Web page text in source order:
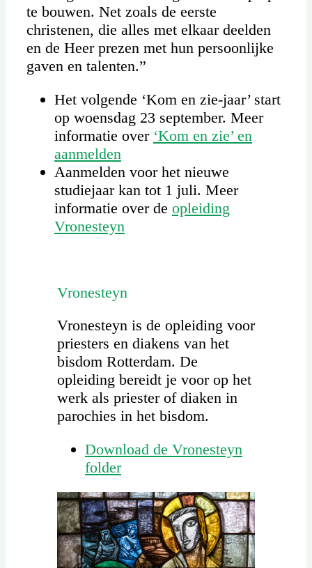
te bouwen. Net zoals de eerste
christenen, die alles met elkaar deelden
en de Heer prezen met hun persoonlijke
gaven en talenten.”
Het volgende ‘Kom en zie-jaar’ start
op woensdag 23 september. Meer
informatie over ‘Kom en zie’ en
aanmelden
Aanmelden voor het nieuwe
studiejaar kan tot 1 juli. Meer
informatie over de opleiding
Vronesteyn
Vronesteyn
Vronesteyn is de opleiding voor
priesters en diakens van het
bisdom Rotterdam. De
opleiding bereidt je voor op het
werk als priester of diaken in
parochies in het bisdom.
Download de Vronesteyn
folder